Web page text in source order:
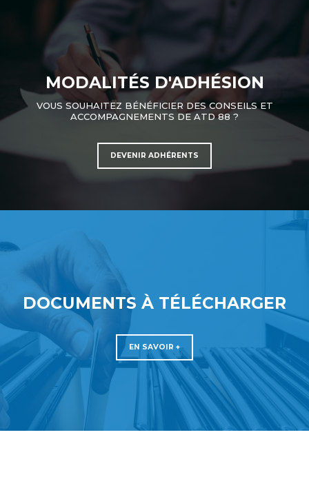
MODALITÉS D'ADHÉSION
VOUS SOUHAITEZ BÉNÉFICIER DES CONSEILS ET
ACCOMPAGNEMENTS DE ATD 88 ?
DEVENIR ADHÉRENTS
DOCUMENTS À TÉLÉCHARGER
EN SAVOIR +